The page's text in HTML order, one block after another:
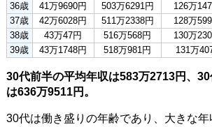
36歳
41万9690円 503万6291円 126万
37歳
42万6028円 511万2338円 128万
38歳
43万47円 516万568円 130万
39歳
43万1748円 518万981円 131万
30代前半の平均年収は583万2713円、
は636万9511円。
30代は働き盛りの年齢であり、大きな